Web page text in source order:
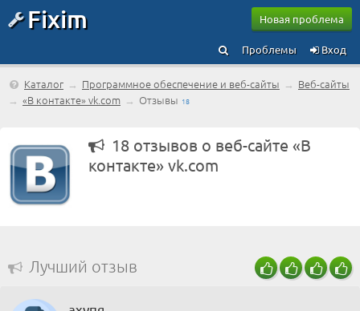
Fixim Новая проблема
Вход
Проблемы
Каталог → Программное обеспечение и веб-сайты → Веб-сайты
→ «В контакте» vk.com → Отзывы 18
18 отзывов о веб-сайте «В
контакте» vk.com
Лучший отзыв